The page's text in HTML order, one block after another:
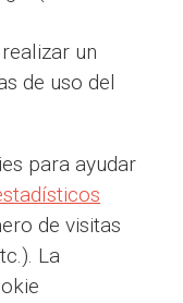
un
de uso del
para ayudar
de visitas
La